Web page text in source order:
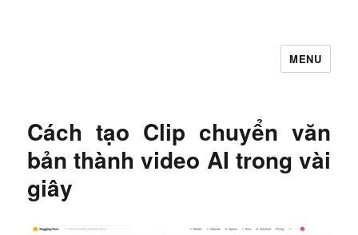
MENU
Cách tạo Clip chuyển văn
bản thành video AI trong vài
giây